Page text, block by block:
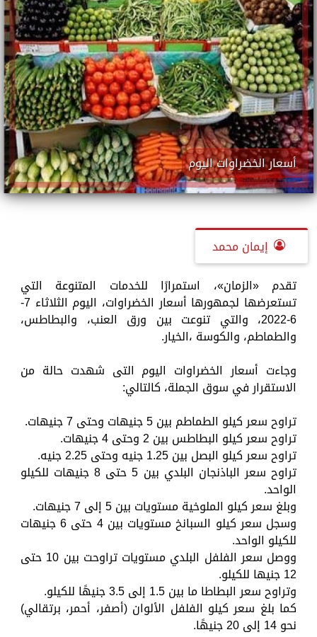
أسعار الخضراوات اليوم
إيمان محمد
تقدم «الزمان»، استمرارًا للخدمات المتنوعة التي
تستعرضها لجمهورها أسعار الخضراوات، اليوم الثلاثاء 7-
6-2022، والتي تنوعت بين ورق العنب، والبطاطس،
والطماطم، والكوسة ،الخيار.
وجاءت أسعار الخضراوات اليوم التى شهدت حالة من
الاستقرار في سوق الجملة، كالتالي:
تراوح سعر كيلو الطماطم بين 5 جنيهات وحتى 7 جنيهات.
تراوح سعر كيلو البطاطس بين 2 وحتى 4 جنيهات.
تراوح سعر كيلو البصل بين 1.25 جنيه وحتى 2.25 جنيه.
تراوح سعر الباذنجان البلدي بين 5 حتى 8 جنيهات للكيلو
الواحد.
وبلغ سعر كيلو الملوخية مستويات بين 5 إلى 7 جنيهات.
وسجل سعر كيلو السبانخ مستويات بين 4 حتى 6 جنيهات
للكيلو الواحد.
ووصل سعر الفلفل البلدي مستويات تراوحت بين 10 حتى
12 جنيها للكيلو.
وتراوح سعر البطاطا ما بين 1.5 إلى 3.5 جنيهًا للكيلو.
كما بلغ سعر كيلو الفلفل الألوان (أصفر، أحمر، برتقالي)
نحو 14 إلى 20 جنيهًا.